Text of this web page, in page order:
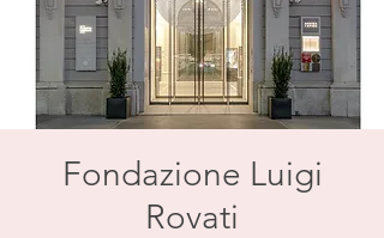
Fondazione Luigi
Rovati